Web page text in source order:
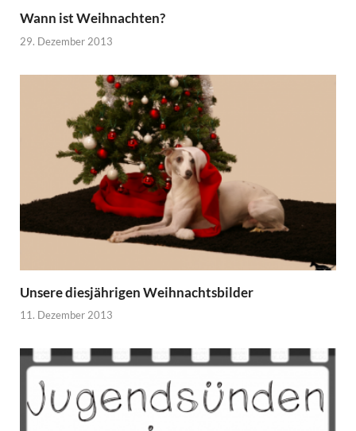
Wann ist Weihnachten?
29. Dezember 2013
Unsere diesjährigen Weihnachtsbilder
11. Dezember 2013